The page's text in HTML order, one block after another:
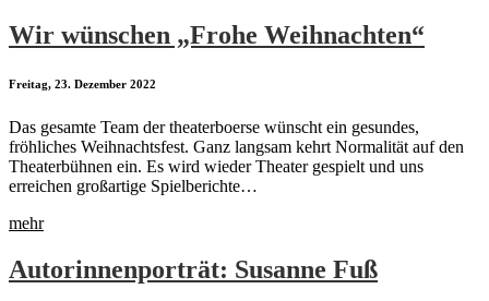
Wir wünschen „Frohe Weihnachten“
Freitag, 23. Dezember 2022
Das gesamte Team der theaterboerse wünscht ein gesundes,
fröhliches Weihnachtsfest. Ganz langsam kehrt Normalität auf den
Theaterbühnen ein. Es wird wieder Theater gespielt und uns
erreichen großartige Spielberichte…
mehr
Autorinnenporträt: Susanne Fuß